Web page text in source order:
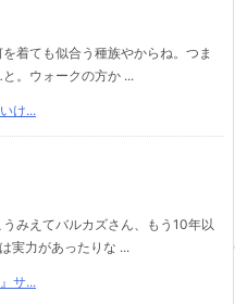
着ても似合う種族やからね。つま
。ウォークの方か ...
け...
みえてバルカズさん、もう10年以
実力があったりな ...
サ...